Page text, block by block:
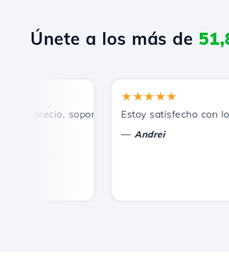
Únete a los más de
precio, soporte técnico rápido y eficiente.
★★★★★
Estoy satisfecho con los
Andrei